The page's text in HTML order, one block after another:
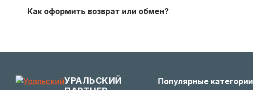
получите с заказом или по запросу у менеджера.
Как оформить возврат или обмен?
УРАЛЬСКИЙ
Популярные категории